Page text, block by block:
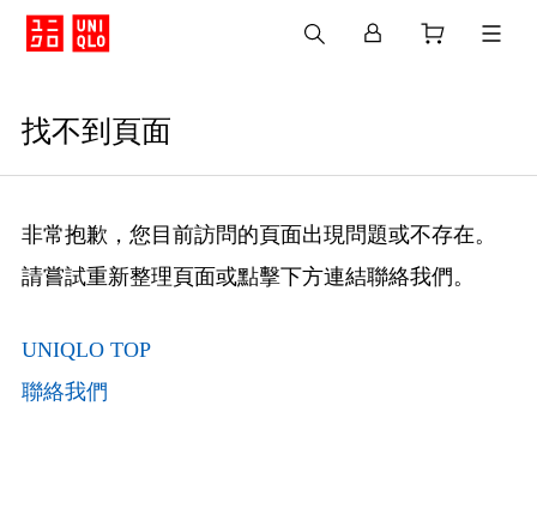
找不到頁面
非常抱歉，您目前訪問的頁面出現問題或不存在。
請嘗試重新整理頁面或點擊下方連結聯絡我們。
UNIQLO TOP
聯絡我們